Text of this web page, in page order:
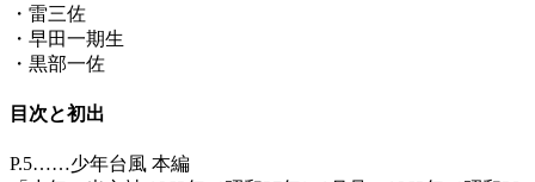
・雷三佐
・早田一期生
・黒部一佐
目次と初出
P.5……少年台風 本編